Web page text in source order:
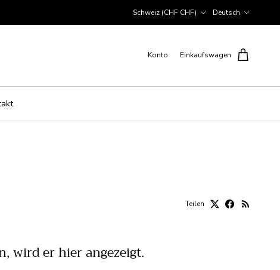
Schweiz (CHF CHF) Deutsch
Konto Einkaufswagen
Teilen
wird er hier angezeigt.